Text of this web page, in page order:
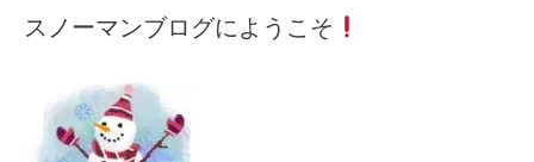
スノーマンブログにようこそ
メ
ー
月
間
カ
テ